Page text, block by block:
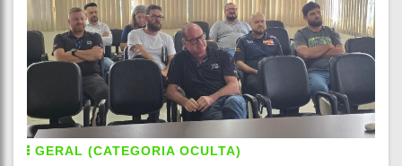
GERAL (CATEGORIA OCULTA)